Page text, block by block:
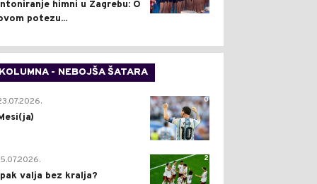
himni u Zagrebu: O
potezu...
KOLUMNA - NEBOJŠA ŠATARA
0
2
valja bez kralja?